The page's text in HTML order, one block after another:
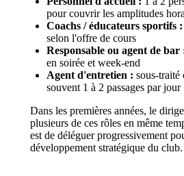
pour couvrir les amplitudes
Coachs / éducateurs sportifs :
selon l'offre de cours
Responsable ou agent de bar
en soirée et week-end
Agent d'entretien : sous-traité
souvent 1 à 2 passages par jour
Dans les premières années, le
plusieurs de ces rôles en même
est de déléguer progressivement
développement stratégique du club.